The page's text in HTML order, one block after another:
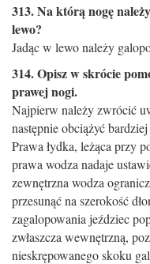
313. Na którą nogę
lewo?
Jadąc w lewo należy
314. Opisz w skrócie
prawej nogi.
Najpierw należy zwrócić
następnie obciążyć
Prawa łydka, leżąca przy
prawa wodza nadaje
zewnętrzna wodza
przesunąć na szerokość
zagalopowania jeździec
zwłaszcza wewnętrzną,
nieskrępowanego skoku